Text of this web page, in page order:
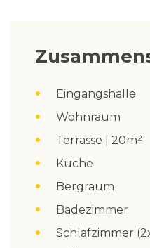
Eingangshalle
Wohnraum
Terrasse | 20m²
Küche
Bergraum
Badezimmer
Schlafzimmer